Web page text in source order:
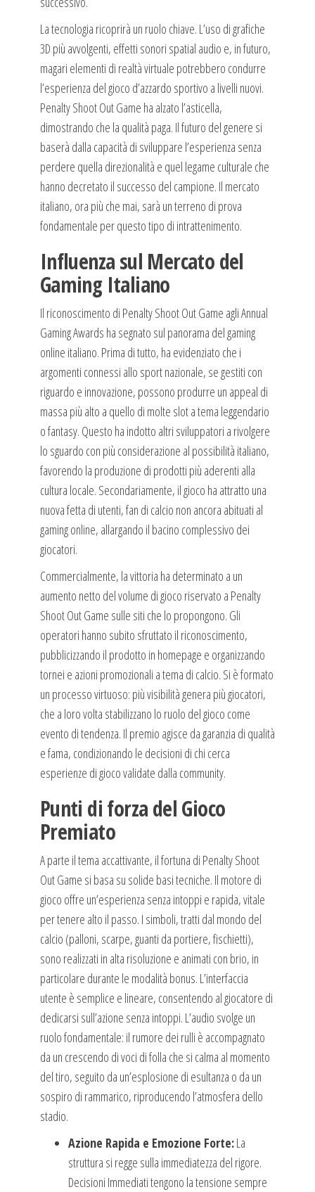
La tecnologia ricoprirà un ruolo chiave. L’uso di grafiche
3D più avvolgenti, effetti sonori spatial audio e, in futuro,
magari elementi di realtà virtuale potrebbero condurre
l’esperienza del gioco d’azzardo sportivo a livelli nuovi.
Penalty Shoot Out Game ha alzato l’asticella,
dimostrando che la qualità paga. Il futuro del genere si
baserà dalla capacità di sviluppare l’esperienza senza
perdere quella direzionalità e quel legame culturale che
hanno decretato il successo del campione. Il mercato
italiano, ora più che mai, sarà un terreno di prova
fondamentale per questo tipo di intrattenimento.
Influenza sul Mercato del
Gaming Italiano
Il riconoscimento di Penalty Shoot Out Game agli Annual
Gaming Awards ha segnato sul panorama del gaming
online italiano. Prima di tutto, ha evidenziato che i
argomenti connessi allo sport nazionale, se gestiti con
riguardo e innovazione, possono produrre un appeal di
massa più alto a quello di molte slot a tema leggendario
o fantasy. Questo ha indotto altri sviluppatori a rivolgere
lo sguardo con più considerazione al possibilità italiano,
favorendo la produzione di prodotti più aderenti alla
cultura locale. Secondariamente, il gioco ha attratto una
nuova fetta di utenti, fan di calcio non ancora abituati al
gaming online, allargando il bacino complessivo dei
giocatori.
Commercialmente, la vittoria ha determinato a un
aumento netto del volume di gioco riservato a Penalty
Shoot Out Game sulle siti che lo propongono. Gli
operatori hanno subito sfruttato il riconoscimento,
pubblicizzando il prodotto in homepage e organizzando
tornei e azioni promozionali a tema di calcio. Si è formato
un processo virtuoso: più visibilità genera più giocatori,
che a loro volta stabilizzano lo ruolo del gioco come
evento di tendenza. Il premio agisce da garanzia di qualità
e fama, condizionando le decisioni di chi cerca
esperienze di gioco validate dalla community.
Punti di forza del Gioco
Premiato
A parte il tema accattivante, il fortuna di Penalty Shoot
Out Game si basa su solide basi tecniche. Il motore di
gioco offre un’esperienza senza intoppi e rapida, vitale
per tenere alto il passo. I simboli, tratti dal mondo del
calcio (palloni, scarpe, guanti da portiere, fischietti),
sono realizzati in alta risoluzione e animati con brio, in
particolare durante le modalità bonus. L’interfaccia
utente è semplice e lineare, consentendo al giocatore di
dedicarsi sull’azione senza intoppi. L’audio svolge un
ruolo fondamentale: il rumore dei rulli è accompagnato
da un crescendo di voci di folla che si calma al momento
del tiro, seguito da un’esplosione di esultanza o da un
sospiro di rammarico, riproducendo l’atmosfera dello
stadio.
Azione Rapida e Emozione Forte:La
struttura si regge sulla immediatezza del rigore.
Decisioni Immediati tengono la tensione sempre